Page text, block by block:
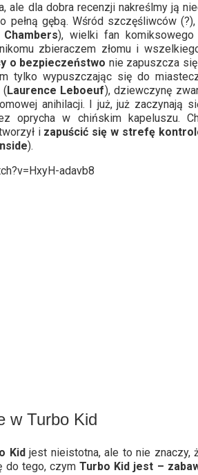
ale dla dobra recenzji nakreślmy ją
pełną gębą. Wśród szczęśliwców
), wielki fan komiksowego
zbieraczem złomu i
o bezpieczeństwo nie zapuszcza
tylko wypuszczając się do
(Laurence Leboeuf), dziewczynę
anihilacji. I już, już zaczynają
oprycha w chińskim kapeluszu.
i zapuścić się w strefę
).
adavb8
w Turbo Kid
Kidjest nieistotna, ale to nie znaczy,
do tego, czymTurbo Kid jest –